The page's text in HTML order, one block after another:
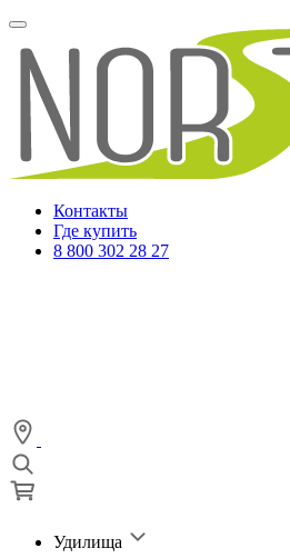
Контакты
Где купить
8 800 302 28 27
Удилища